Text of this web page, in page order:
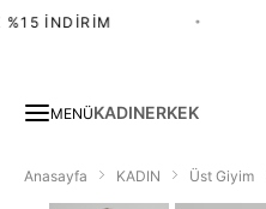
İNDIRIM
MENÜKADINERKEK
Anasayfa KADIN Üst Giyim